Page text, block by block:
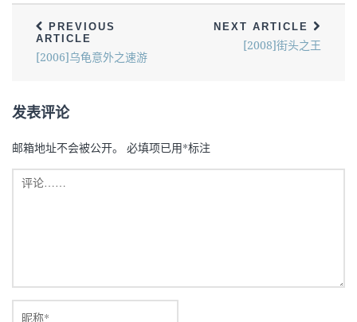
PREVIOUS
ARTICLE
[2006]乌龟意外之速游
NEXT ARTICLE
[2008]街头之王
发表评论
邮箱地址不会被公开。 必填项已用*标注